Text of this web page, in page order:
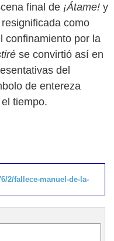
final de ¡Átame! y
como
confinamiento por la
se convirtió así en
del
de entereza
tiempo.
2/fallece-manuel-de-la-